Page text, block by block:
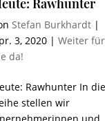
Rawhunter
Stefan Burkhardt |
3, 2020 |Weiter für
da!
Rawhunter In
stellen wir